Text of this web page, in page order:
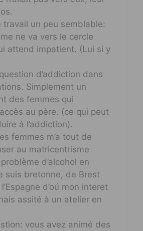
travail un peu semblable:
ne va vers le cercle
attend impatient. (Lui si y
d’addiction dans
Simplement un
des femmes qui
au père. (ce qui peut
à l’addiction).
femmes m’a tout de
au matricentrisme
d’alcohol en
suis bretonne, de Brest
d’oú mon interet
assité à un atelier en
vous avez animé des